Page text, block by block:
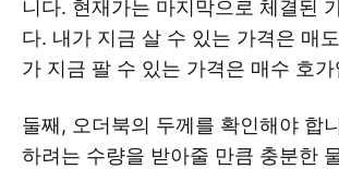
니다. 현재가는 마지막으로 체결된
다. 내가 지금 살 수 있는 가격은 매
가 지금 팔 수 있는 가격은 매수 호
둘째, 오더북의 두께를 확인해야 합
하려는 수량을 받아줄 만큼 충분한